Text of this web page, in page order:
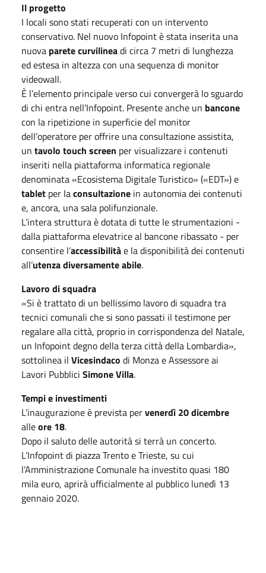
Il progetto
I locali sono stati recuperati con un intervento
conservativo. Nel nuovo Infopoint è stata inserita una
nuova parete curvilineadi circa 7 metri di lunghezza
ed estesa in altezza con una sequenza di monitor
videowall.
È l’elemento principale verso cui convergerà lo sguardo
di chi entra nell’Infopoint. Presente anche un bancone
con la ripetizione in superficie del monitor
dell’operatore per offrire una consultazione assistita,
un tavolo touch screen per visualizzare i contenuti
inseriti nella piattaforma informatica regionale
denominata «Ecosistema Digitale Turistico» («EDT») e
tablet per laconsultazione in autonomia dei contenuti
e, ancora, una sala polifunzionale.
L’intera struttura è dotata di tutte le strumentazioni -
dalla piattaforma elevatrice al bancone ribassato - per
consentire l’accessibilitàe la disponibilità dei contenuti
all’utenza diversamente abile.
Lavoro di squadra
«Si è trattato di un bellissimo lavoro di squadra tra
tecnici comunali che si sono passati il testimone per
regalare alla città, proprio in corrispondenza del Natale,
un Infopoint degno della terza città della Lombardia»,
sottolinea il Vicesindaco di Monza e Assessore ai
Lavori Pubblici Simone Villa.
Tempi e investimenti
L’inaugurazione è prevista pervenerdì 20 dicembre
alleore 18.
Dopo il saluto delle autorità si terrà un concerto.
L’Infopoint di piazza Trento e Trieste, su cui
l’Amministrazione Comunale ha investito quasi 180
mila euro, aprirà ufficialmente al pubblico lunedì 13
gennaio 2020.